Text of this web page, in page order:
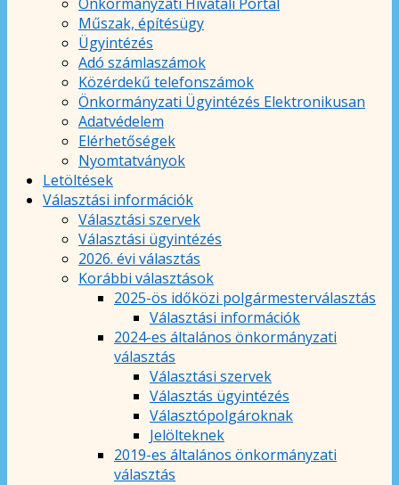
Műszak, építésügy
Ügyintézés
Adó számlaszámok
Közérdekű telefonszámok
Önkormányzati Ügyintézés Elektronikusan
Adatvédelem
Elérhetőségek
Nyomtatványok
Letöltések
Választási információk
Választási szervek
Választási ügyintézés
2026. évi választás
Korábbi választások
2025-ös időközi polgármesterválasztás
Választási információk
2024-es általános önkormányzati
választás
Választási szervek
Választás ügyintézés
Választópolgároknak
Jelölteknek
2019-es általános önkormányzati
választás